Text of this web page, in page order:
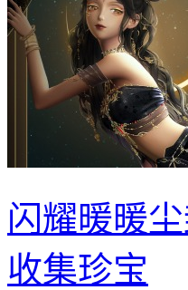
闪耀暖暖
收集珍宝